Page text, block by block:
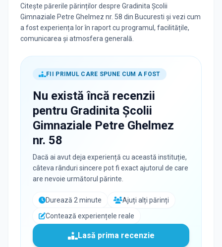
Citește părerile părinților despre Gradinita Școlii
Gimnaziale Petre Ghelmez nr. 58 din Bucuresti și vezi cum
a fost experiența lor în raport cu programul, facilitățile,
comunicarea și atmosfera generală.
FII PRIMUL CARE SPUNE CUM A FOST
Nu există încă recenzii
pentru Gradinita Școlii
Gimnaziale Petre Ghelmez
nr. 58
Dacă ai avut deja experiență cu această instituție,
câteva rânduri sincere pot fi exact ajutorul de care
are nevoie următorul părinte.
Durează 2 minute
Ajuți alți părinți
Contează experiențele reale
Lasă prima recenzie